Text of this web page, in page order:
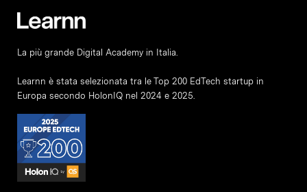
La più grande Digital Academy in Italia.
Learnn è stata selezionata tra le Top 200 EdTech startup in
Europa secondo HolonIQ nel 2024 e 2025.